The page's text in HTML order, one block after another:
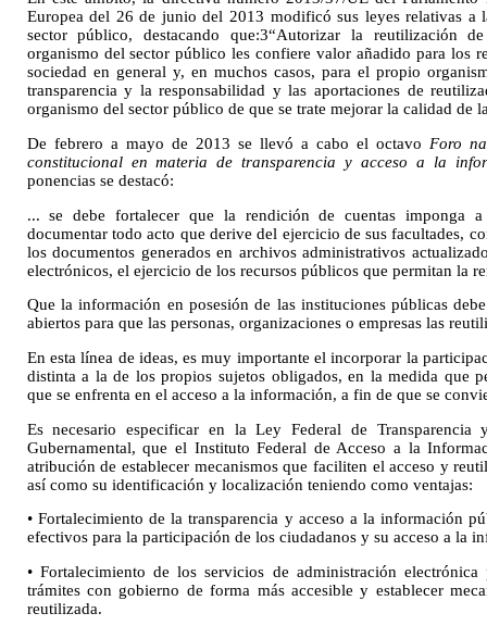
Europea del 26 de junio del 2013 modificó sus leyes relativas
sector público, destacando que:3“Autorizar la reutilización
organismo del sector público les confiere valor añadido para los
sociedad en general y, en muchos casos, para el propio
transparencia y la responsabilidad y las aportaciones de
organismo del sector público de que se trate mejorar la calidad de
De febrero a mayo de 2013 se llevó a cabo el octavo Foro
constitucional en materia de transparencia y acceso a la
ponencias se destacó:
... se debe fortalecer que la rendición de cuentas imponga
documentar todo acto que derive del ejercicio de sus facultades,
los documentos generados en archivos administrativos
electrónicos, el ejercicio de los recursos públicos que permitan la
Que la información en posesión de las instituciones públicas
abiertos para que las personas, organizaciones o empresas las
En esta línea de ideas, es muy importante el incorporar la
distinta a la de los propios sujetos obligados, en la medida que
que se enfrenta en el acceso a la información, a fin de que se
Es necesario especificar en la Ley Federal de
Gubernamental, que el Instituto Federal de Acceso a la
atribución de establecer mecanismos que faciliten el acceso y
así como su identificación y localización teniendo como ventajas:
• Fortalecimiento de la transparencia y acceso a la información
efectivos para la participación de los ciudadanos y su acceso a la
• Fortalecimiento de los servicios de administración
trámites con gobierno de forma más accesible y establecer
reutilizada.